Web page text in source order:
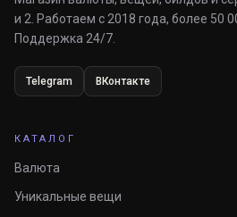
и 2. Работаем с 2018 года, более 50
Поддержка 24/7.
Telegram ВКонтакте
КАТАЛОГ
Валюта
Уникальные вещи